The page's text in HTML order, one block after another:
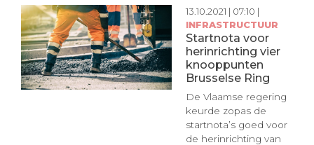
13.10.2021 | 07:10 |
INFRASTRUCTUUR
Startnota voor
herinrichting vier
knooppunten
Brusselse Ring
De Vlaamse regering
keurde zopas de
startnota’s goed voor
de herinrichting van